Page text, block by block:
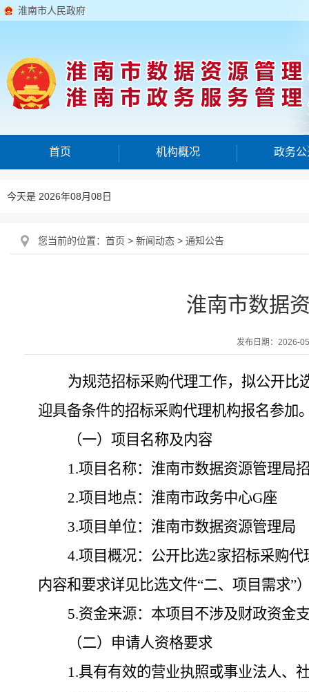
淮南市人民政府
首页 机构概况 政务公
今天是 2026年08月08日
您当前的位置： 首页 > 新闻动态 > 通知公告
淮南市数据
发布日期：2026-
为规范招标采购代理工作，拟公开比
迎具备条件的招标采购代理机构报名参加
（一）项目名称及内容
1.项目名称： 淮南市数据资源管理局
2.项目地点： 淮南市政务中心G座
3.项目单位： 淮南市数据资源管理局
4.项目概况：公开比选2家招标采购代
内容和要求详见比选文件“二、项目需求”
5.资金来源：本项目不涉及财政资金
（二）申请人资格要求
1.具有有效的营业执照或事业法人、